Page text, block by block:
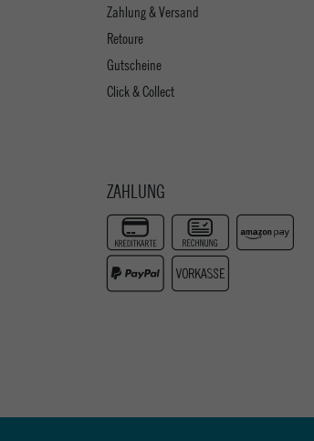
Zahlung & Versand
Retoure
Gutscheine
Click & Collect
ZAHLUNG